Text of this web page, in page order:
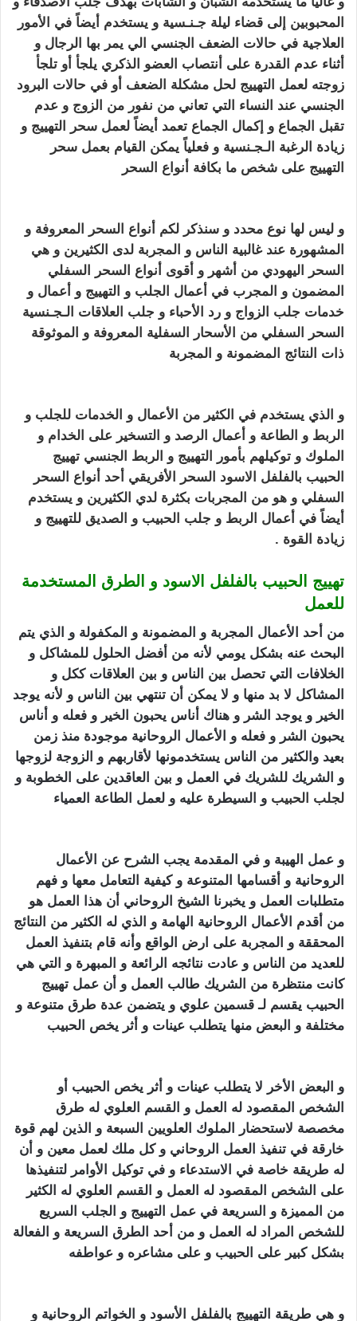
المحبوبين إلى قضاء ليلة جـنـسية و يستخدم أيضاً في الأمور
العلاجية في حالات الضعف الجنسي الي يمر بها الرجال و
أثناء عدم القدرة على أنتصاب العضو الذكري يلجأ أو تلجأ
زوجته لعمل التهييج لحل مشكلة الضعف أو في حالات البرود
الجنسي عند النساء التي تعاني من نفور من الزوج و عدم
تقبل الجماع و إكمال الجماع تعمد أيضاً لعمل سحر التهييج و
زيادة الرغبة الـجـنسية و فعلياً يمكن القيام بعمل سحر
التهييج على شخص ما بكافة أنواع السحر
و ليس لها نوع محدد و سنذكر لكم أنواع السحر المعروفة و
المشهورة عند غالبية الناس و المجربة لدى الكثيرين و هي
السحر اليهودي من أشهر و أقوى أنواع ا لسحر السفلي
المضمون و المجرب في أعمال الجلب و التهييج و أعمال و
خدمات جلب الزواج و رد الأحباء و جلب العلاقات الـجـنسية
السحر السفلي من الأسحار السفلية المعروفة و الموثوقة
ذات النتائج المضمونة و المجربة
و الذي يستخدم في الكثير من الأعمال و الخدمات للجلب و
الربط و الطاعة و أعمال الرصد و التسخير على الخدام و
الملوك و توكيلهم بأمور التهييج و الربط الجنسي تهييج
الحبيب بالفلفل الاسود السحر الأفريقي أحد أنواع السحر
السفلي و هو من المجربات بكثرة لدي الكثيرين و يستخدم
أيضاً في أعمال الربط و جلب الحبيب و الصديق للتهييج و
زيادة القوة .
تهييج الحبيب بالفلفل الاسود و الطرق المستخدمة
للعمل
من أحد الأعمال المجربة و المضمونة و المكفولة و الذي يتم
البحث عنه بشكل يومي لأنه من أفضل الحلول للمشاكل و
الخلافات التي تحصل بين الناس و بين العلاقات ككل و
المشاكل لا بد منها و لا يمكن أن تنتهي بين الناس و لأنه يوجد
الخير و يوجد الشر و هناك أناس يحبون الخير و فعله و أناس
يحبون الشر و فعله و الأعمال الروحانية موجودة منذ زمن
بعيد والكثير من الناس يستخدمونها لأقاربهم و الزوجة لزوجها
و الشريك للشريك في العمل و بين العاقدين على الخطوبة و
لجلب الحبيب و السيطرة عليه و لعمل الطاعة العمياء
و عمل الهيبة و في المقدمة يجب الشرح عن الأعمال
الروحانية و أقسامها المتنوعة و كيفية التعامل معها و فهم
متطلبات العمل و يخبرنا الشيخ الروحاني أن هذا العمل هو
من أقدم الأعمال الروحانية الهامة و الذي له الكثير من النتائج
المحققة و المجربة على ارض الواقع وأنه قام بتنفيذ العمل
للعديد من الناس و عادت نتائجه الرائعة و المبهرة و التي هي
كانت منتظرة من الشريك طالب العمل و أن عمل تهييج
الحبيب يقسم لـ قسمين علوي و يتضمن عدة طرق متنوعة و
مختلفة و البعض منها يتطلب عينات و أثر يخص الحبيب
و البعض الأخر لا يتطلب عينات و أثر يخص الحبيب أو
الشخص المقصود له العمل و القسم العلوي له طرق
مخصصة لاستحضار الملوك العلويين السبعة و الذين لهم قوة
خارقة في تنفيذ العمل الروحاني و كل ملك لعمل معين و أن
له طريقة خاصة في الاستدعاء و في توكيل الأوامر لتنفيذها
على الشخص المقصود له العمل و القسم العلوي له الكثير
من المميزة و السريعة في عمل التهييج و الجلب السريع
للشخص المراد له العمل و من أحد الطرق السريعة و الفعالة
بشكل كبير على الحبيب و على مشاعره و عواطفه
و هي طريقة التهييج بالفلفل الأسود و الخواتم الروحانية و